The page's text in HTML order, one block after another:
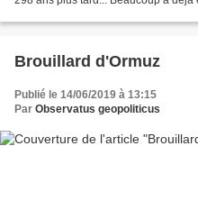
Brouillard d'Ormuz
Publié le 14/06/2019 à 13:15
Par Observatus geopoliticus